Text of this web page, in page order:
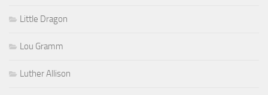
Little Dragon
Lou Gramm
Luther Allison